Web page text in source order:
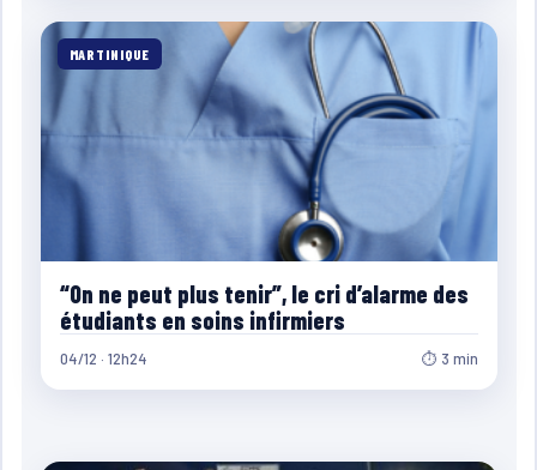
MARTINIQUE
“On ne peut plus tenir”, le cri d’alarme des
étudiants en soins infirmiers
04/12 · 12h24 ⏱ 3 min